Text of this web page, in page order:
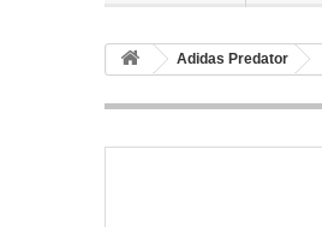
Adidas Predator